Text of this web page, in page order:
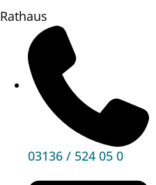
Rathaus
03136 / 524 05 0